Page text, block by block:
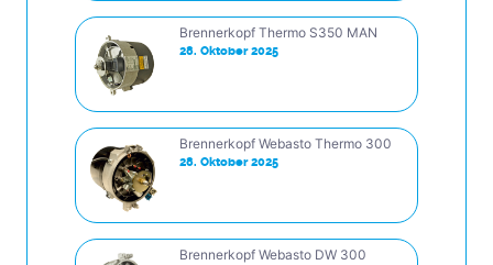
Brennerkopf Thermo S350 MAN
28. Oktober 2025
Brennerkopf Webasto Thermo 300
28. Oktober 2025
Brennerkopf Webasto DW 300